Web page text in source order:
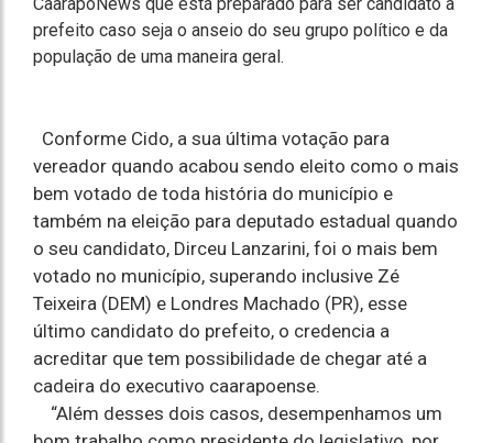
prefeito caso seja o anseio do seu grupo político e da
população de uma maneira geral.
Conforme Cido, a sua última votação para
vereador quando acabou sendo eleito como o mais
bem votado de toda história do município e
também na eleição para deputado estadual quando
o seu candidato, Dirceu Lanzarini, foi o mais bem
votado no município, superando inclusive Zé
Teixeira (DEM) e Londres Machado (PR), esse
último candidato do prefeito, o credencia a
acreditar que tem possibilidade de chegar até a
cadeira do executivo caarapoense.
“Além desses dois casos, desempenhamos um